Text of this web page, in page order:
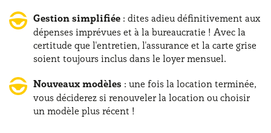
Gestion simplifiée : dites adieu définitivement aux
dépenses imprévues et à la bureaucratie ! Avec la
certitude que l'entretien, l'assurance et la carte grise
soient toujours inclus dans le loyer mensuel.
Nouveaux modèles : une fois la location terminée,
vous déciderez si renouveler la location ou choisir
un modèle plus récent !